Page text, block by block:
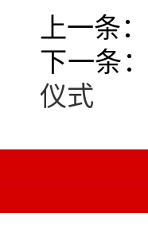
上一条：
下一条：
仪式